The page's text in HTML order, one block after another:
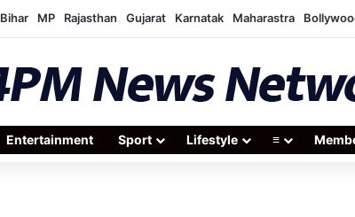
Bihar MP Rajasthan Gujarat Karnatak Maharastra
Entertainment Sport Lifestyle ≡